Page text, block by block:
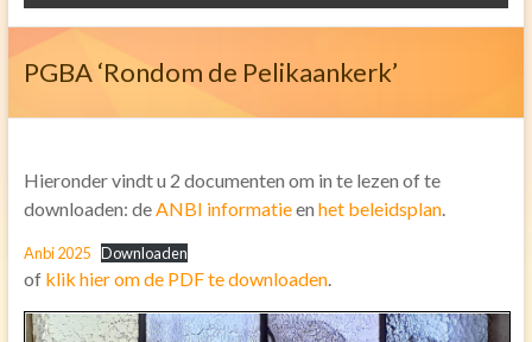
Home
Het gebouw
Toren uurwerk
Geschiedenis
PGBA ‘Rondom de Pelikaankerk’
Hieronder vindt u 2 documenten om in te lezen of te
downloaden: deANBI informatieen het beleidsplan.
Anbi 2025 Downloaden
of klik hier om de PDF te downloaden.